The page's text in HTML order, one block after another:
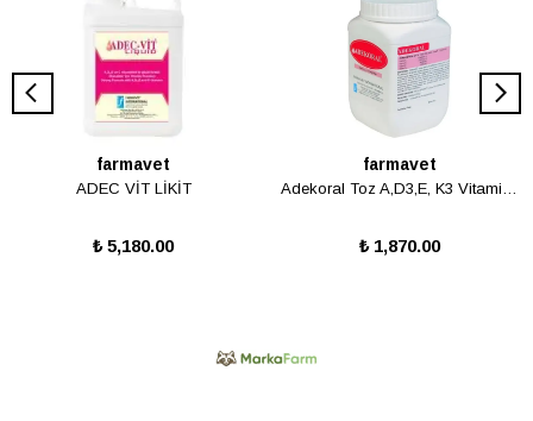
farmavet
ADEC VİT LİKİT
₺ 5,180.00
farmavet
Adekoral Toz A,D3,E, K3 Vitamin Desteği
₺ 1,870.00